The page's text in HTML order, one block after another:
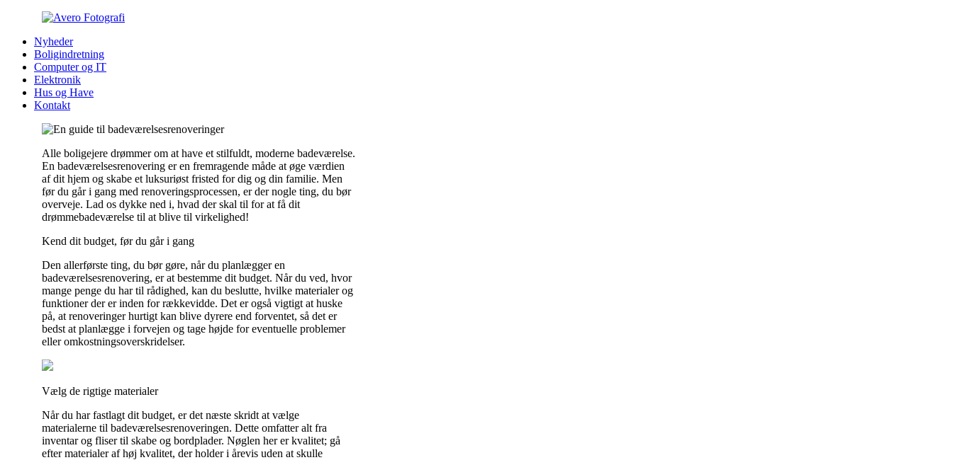
Nyheder
Boligindretning
Computer og IT
Elektronik
Hus og Have
Kontakt
Alle boligejere drømmer om at have et stilfuldt, moderne badeværelse.
En badeværelsesrenovering er en fremragende måde at øge værdien
af dit hjem og skabe et luksuriøst fristed for dig og din familie. Men
før du går i gang med renoveringsprocessen, er der nogle ting, du bør
overveje. Lad os dykke ned i, hvad der skal til for at få dit
drømmebadeværelse til at blive til virkelighed!
Kend dit budget, før du går i gang
Den allerførste ting, du bør gøre, når du planlægger en
badeværelsesrenovering, er at bestemme dit budget. Når du ved, hvor
mange penge du har til rådighed, kan du beslutte, hvilke materialer og
funktioner der er inden for rækkevidde. Det er også vigtigt at huske
på, at renoveringer hurtigt kan blive dyrere end forventet, så det er
bedst at planlægge i forvejen og tage højde for eventuelle problemer
eller omkostningsoverskridelser.
Vælg de rigtige materialer
Når du har fastlagt dit budget, er det næste skridt at vælge
materialerne til badeværelsesrenoveringen. Dette omfatter alt fra
inventar og fliser til skabe og bordplader. Nøglen her er kvalitet; gå
efter materialer af høj kvalitet, der holder i årevis uden at skulle